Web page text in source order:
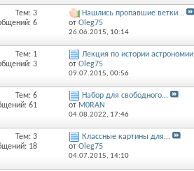
Тем: 3
6
Нашлись пропавшие ветки...
от Оlеg75
26.06.2015, 10:14
Тем: 1
3
Лекция по истории астрономии
от Оlеg75
09.07.2015, 00:56
Тем: 6
61
Набор для свободного...
от M0RAN
04.08.2022, 17:46
Тем: 3
18
Классные картины для...
от Оlеg75
04.07.2015, 14:10